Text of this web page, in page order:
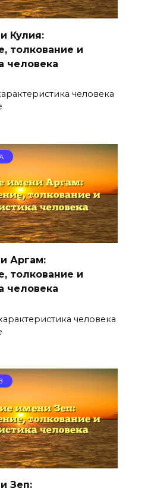
Кулия:
толкование и
человека
человека
Аргам:
толкование и
человека
человека
Зеп: